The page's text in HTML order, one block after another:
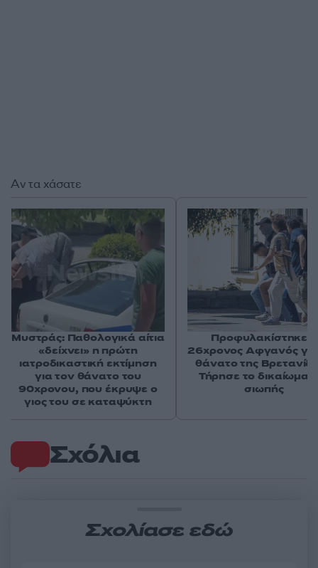
Σχόλια
Σχολίασε εδώ
Αν τα χάσατε
Μυστράς: Παθολογικά αίτια
«δείχνει» η πρώτη
ιατροδικαστική εκτίμηση
για τον θάνατο του
90χρονου, που έκρυψε ο
γιος του σε καταψύκτη
Προφυλακίστηκε ο
26χρονος Αφγανός
θάνατο της
Τήρησε το δικαίωμα
σιωπής